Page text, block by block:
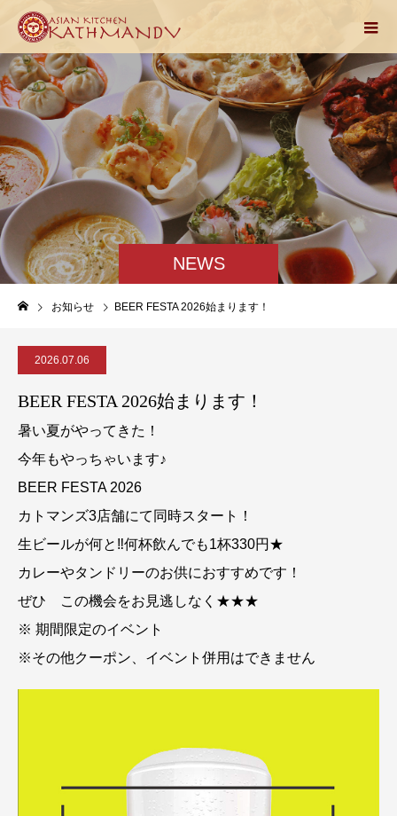
NEWS
お知らせ BEER FESTA 2026始まります！
2026.07.06
BEER FESTA 2026始まります！
暑い夏がやってきた！
今年もやっちゃいます♪
BEER FESTA 2026
カトマンズ3店舗にて同時スタート！
生ビールが何と‼何杯飲んでも1杯330円★
カレーやタンドリーのお供におすすめです！
ぜひ この機会をお見逃しなく★★★
※ 期間限定のイベント
※その他クーポン、イベント併用はできません